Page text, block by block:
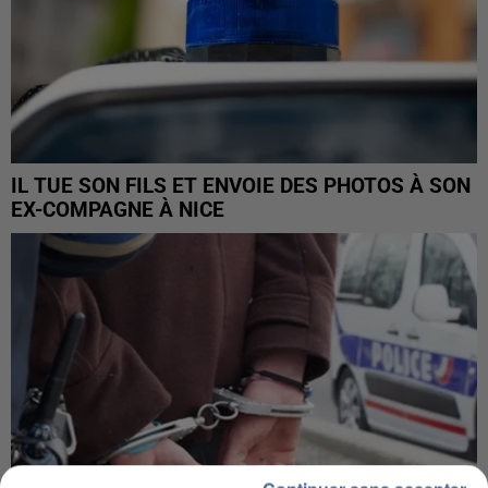
IL TUE SON FILS ET ENVOIE DES PHOTOS À SON
EX-COMPAGNE À NICE